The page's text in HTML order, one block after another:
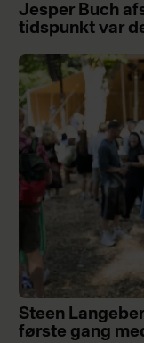
Jesper Buch
tidspunkt var
Steen
første gang